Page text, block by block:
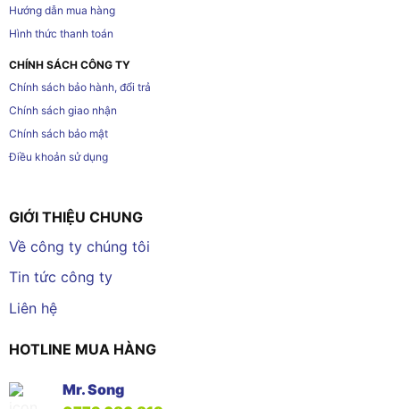
Hướng dẫn mua hàng
Hình thức thanh toán
CHÍNH SÁCH CÔNG TY
Chính sách bảo hành, đổi trả
Chính sách giao nhận
Chính sách bảo mật
Điều khoản sử dụng
GIỚI THIỆU CHUNG
Về công ty chúng tôi
Tin tức công ty
Liên hệ
HOTLINE MUA HÀNG
Mr. Song